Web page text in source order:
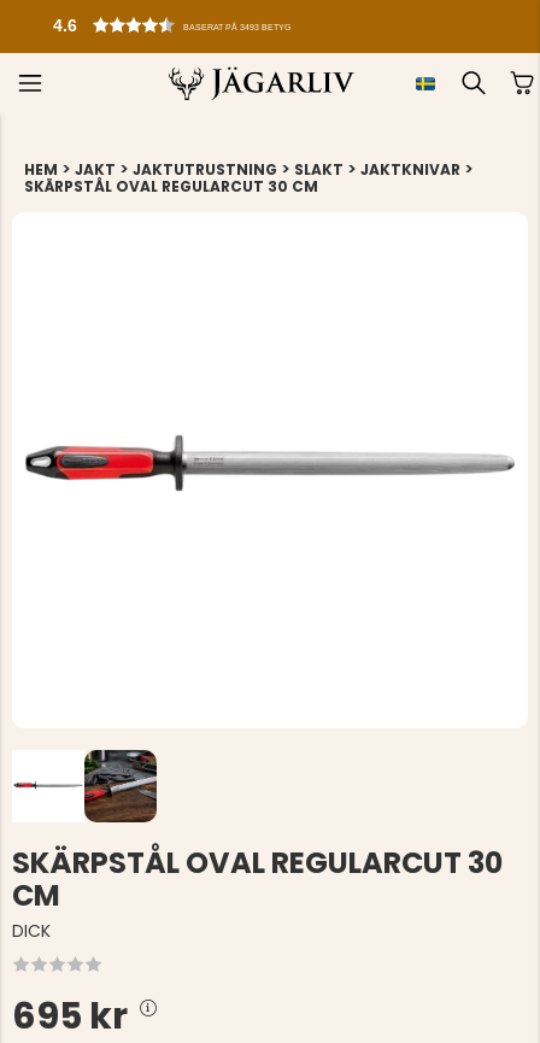
4.6 BASERAT PÅ 3493 BETYG
HEM > JAKT > JAKTUTRUSTNING > SLAKT > JAKTKNIVAR >
SKÄRPSTÅL OVAL REGULARCUT 30 CM
SKÄRPSTÅL OVAL REGULARCUT 30
CM
DICK
695 kr